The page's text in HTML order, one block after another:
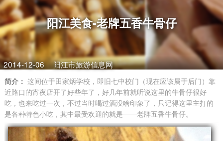
阳江美食-老牌五香牛骨仔
2014-12-06 阳江市旅游信息网
简介： 这间位于田家炳学校，即旧七中校门（现在应该属于后门）靠
近路口的宵夜店开了好些年了，好几年前就听说这里的牛骨仔很好
吃，也来吃过一次，不过当时喝过酒没啥印象了，只记得这里主打的
是各种特色小吃，其中最受欢迎的就是——老牌五香牛骨仔。